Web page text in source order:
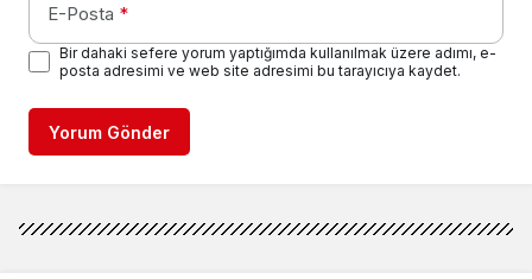
E-Posta *
Bir dahaki sefere yorum yaptığımda kullanılmak üzere adımı, e-
posta adresimi ve web site adresimi bu tarayıcıya kaydet.
Yorum Gönder